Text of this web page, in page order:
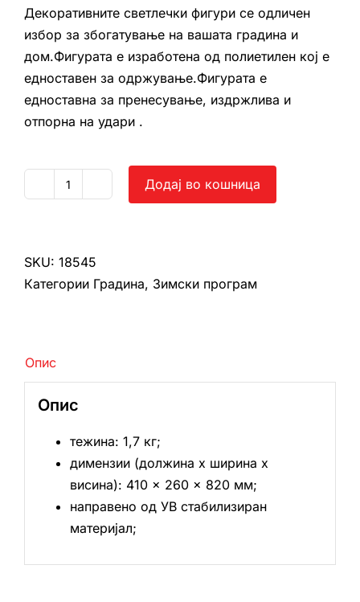
Декоративните светлечки фигури се одличен
избор за збогатување на вашата градина и
дом.Фигурата е изработена од полиетилен кој е
едноставен за одржување.Фигурата е
едноставна за пренесување, издржлива и
отпорна на удари .
Дедо
количина
Додај во кошница
SKU: 18545
Категории Градина, Зимски програм
Опис
Опис
тежина: 1,7 кг;
димензии (должина х ширина х
висина): 410 × 260 × 820 мм;
направено од УВ стабилизиран
материјал;